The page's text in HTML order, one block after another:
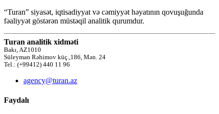
“Turan” siyasət, iqtisadiyyat və cəmiyyət həyatının qovuşuğunda
fəaliyyət göstərən müstəqil analitik qurumdur.
Turan analitik xidməti
Bakı, AZ1010
Süleyman Rəhimov küç.,186, Mən. 24
Tel.: (+99412) 440 11 96
agency@turan.az
Faydalı